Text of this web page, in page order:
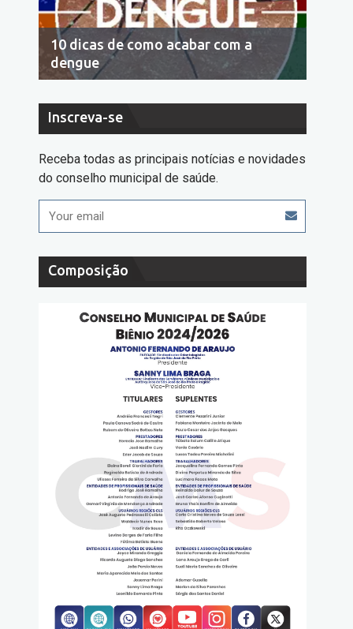
10 dicas de como acabar com a
dengue
Inscreva-se
Receba todas as principais notícias e novidades
do conselho municipal de saúde.
Composição